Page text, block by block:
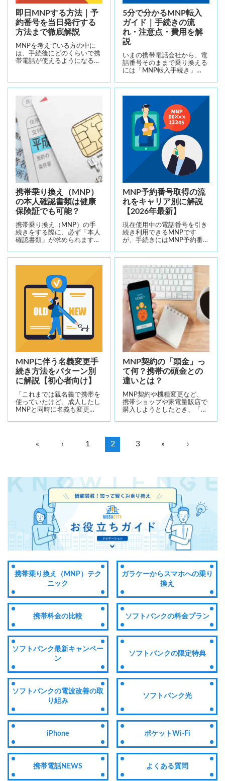
即日MNPする方法｜予
約番号を当日発行する
方法まで徹底解説
MNPを考えている方の中に
は、手続後にどのくらいで携
帯電話が使えるようになる…
5分で分かるMNP転入
ガイド｜手続きの流
れ・注意点・費用を解
説
いまの携帯電話会社から、電
話番号そのままで乗り換える
には「MNP転入手続き」…
携帯乗り換え（MNP）
の本人確認書類は健康
保険証でも可能？
携帯乗り換え（MNP）の手
続きをする際に、必ず「本人
確認書類」が求められます…
MNP予約番号取得の流
れをキャリア別に解説
【2026年最新】
現在使用中の電話番号を引き
続き利用できるMNPです
が、手続きにはMNP予約番…
MNPに伴う名義変更手
続き方法をパターン別
に解説【初心者向け】
「これまでは親名義で携帯を
使っていたけど、成人したし
MNPと同時に名義も変更…
MNP契約の「頭金」っ
て何？携帯の頭金との
違いとは？
MNP契約や機種変更など、
携帯ショップや家電量販店で
購入しようとしたとき、「…
« ‹ 1 2 3 » ›
携帯乗り換え（MNP）テク
ニック
ガラケーからスマホへの乗り
換え
携帯料金の比較 ソフトバンクの料金プラン
ソフトバンク最新キャンペー
ン
ソフトバンクの限定特典
ソフトバンクの電波改善の取
り組み
ソフトバンク光
iPhone ポケットWi-Fi
携帯電話NEWS よくある質問